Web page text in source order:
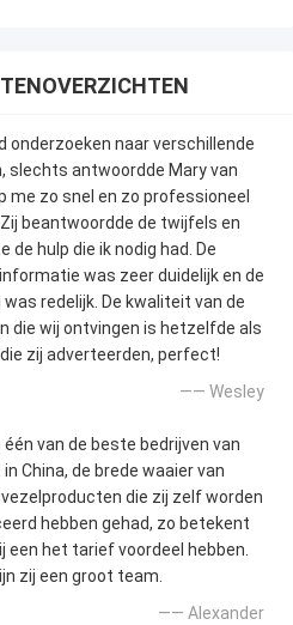
onderzoeken naar verschillende
slechts antwoordde Mary van
me zo snel en zo professioneel
beantwoordde de twijfels en
de hulp die ik nodig had. De
was zeer duidelijk en de
redelijk. De kwaliteit van de
die wij ontvingen is hetzelfde als
zij adverteerden, perfect!
—— Wesley
één van de beste bedrijven van
China, de brede waaier van
die zij zelf worden
hebben gehad, zo betekent
een het tarief voordeel hebben.
zij een groot team.
—— Alexander